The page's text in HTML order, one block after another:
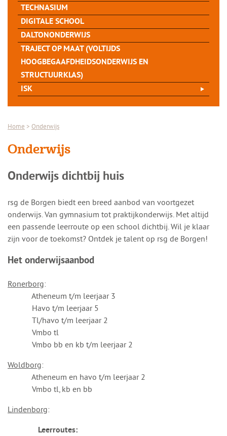
TECHNASIUM
DIGITALE SCHOOL
DALTONONDERWIJS
TRAJECT OP MAAT (VOLTIJDS
HOOGBEGAAFDHEIDSONDERWIJS EN
STRUCTUURKLAS)
ISK
Home > Onderwijs
Onderwijs
Onderwijs dichtbij huis
rsg de Borgen biedt een breed aanbod van voortgezet
onderwijs. Van gymnasium tot praktijkonderwijs. Met altijd
een passende leerroute op een school dichtbij. Wil je klaar
zijn voor de toekomst? Ontdek je talent op rsg de Borgen!
Het onderwijsaanbod
Ronerborg:
Atheneum t/m leerjaar 3
Havo t/m leerjaar 5
Tl/havo t/m leerjaar 2
Vmbo tl
Vmbo bb en kb t/m leerjaar 2
Woldborg:
Atheneum en havo t/m leerjaar 2
Vmbo tl, kb en bb
Lindenborg:
Leerroutes: